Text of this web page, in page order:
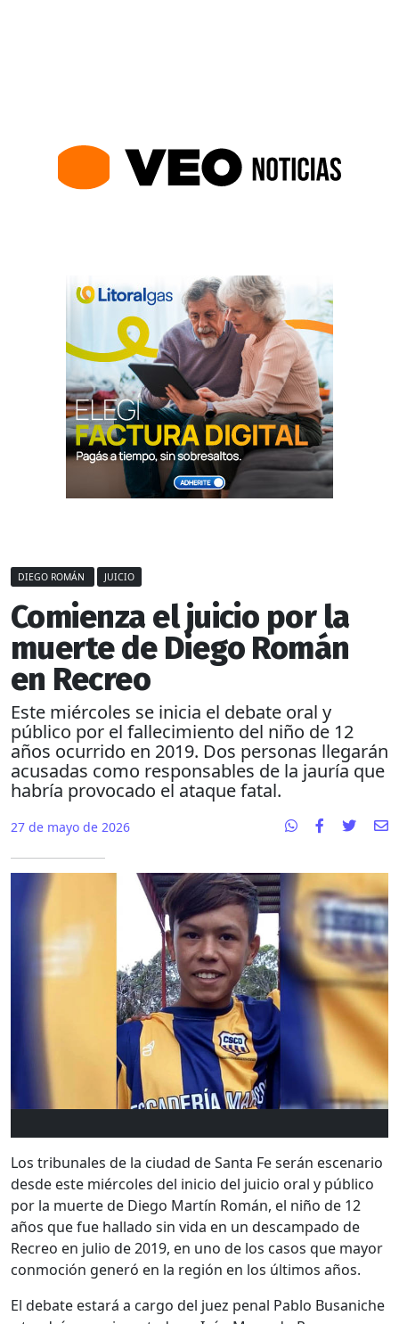
DIEGO ROMÁN JUICIO
Comienza el juicio por la
muerte de Diego Román
en Recreo
Este miércoles se inicia el debate oral y
público por el fallecimiento del niño de 12
años ocurrido en 2019. Dos personas llegarán
acusadas como responsables de la jauría que
habría provocado el ataque fatal.
27 de mayo de 2026
Los tribunales de la ciudad de Santa Fe serán escenario
desde este miércoles del inicio del juicio oral y público
por la muerte de Diego Martín Román, el niño de 12
años que fue hallado sin vida en un descampado de
Recreo en julio de 2019, en uno de los casos que mayor
conmoción generó en la región en los últimos años.
El debate estará a cargo del juez penal Pablo Busaniche